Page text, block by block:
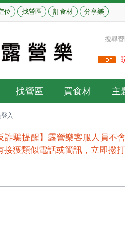
位 找營區 訂食材 分享樂
找營區 買食材 主
入
詐騙提醒】露營樂客服人員
接獲類似電話或簡訊，立即撥